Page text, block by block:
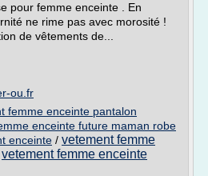
pour femme enceinte . En
ne rime pas avec morosité !
de vêtements de...
ou.fr
femme enceinte pantalon
enceinte future maman robe
enceinte / vetement femme
vetement femme enceinte